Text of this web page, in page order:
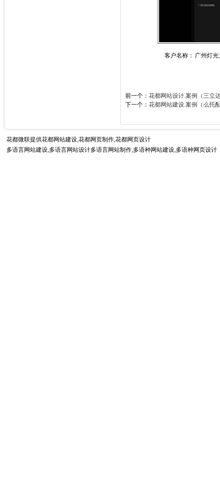
客户名称： 广州灯光
前一个： 花都网站设计.案例（三立
下一个： 花都网站建设.案例（么托
花都微联提供花都网站建设,花都网页制作,花都网页设计
多语言网站建设,多语言网站设计多语言网站制作,多语种网站建设,多语种网页设计